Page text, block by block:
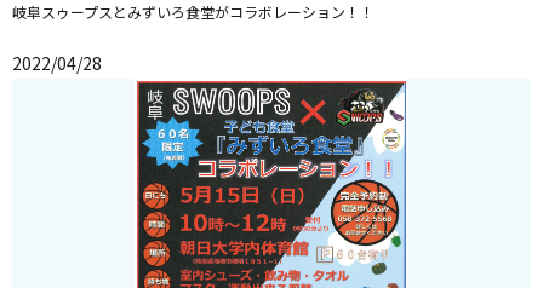
岐阜スゥープスとみずいろ食堂がコラボレーション！！
2022/04/28